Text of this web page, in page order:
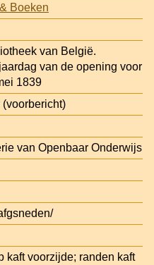
Boeken
van België.
van de opening voor
1839
(voorbericht)
van Openbaar Onderwijs
voorzijde; randen kaft